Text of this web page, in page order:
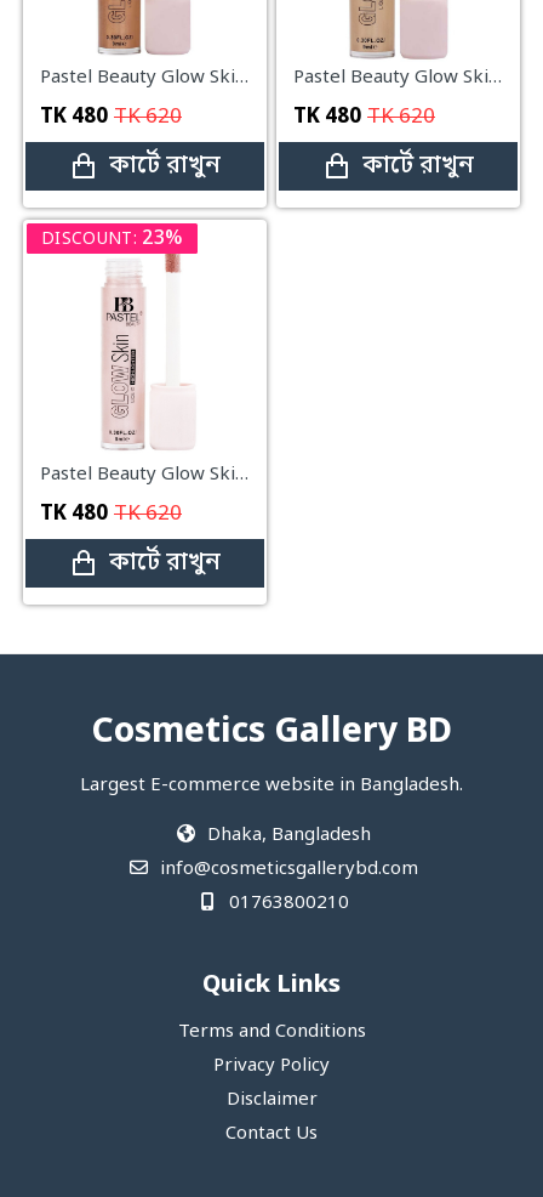
Pastel Beauty Glow Skin Liquid Highlighter 9 ml 04-BRONZE SHINING
TK 480 TK620
কার্টে রাখুন
Pastel Beauty Glow Skin Liquid Highlighter 9 ml 03-GOLD SHINING
TK 480 TK620
কার্টে রাখুন
DISCOUNT: 23%
Pastel Beauty Glow Skin Liquid Highlighter 9 ml 01-Pink Shining
TK 480 TK620
কার্টে রাখুন
Cosmetics Gallery BD
Largest E-commerce website in Bangladesh.
Dhaka, Bangladesh
info@cosmeticsgallerybd.com
01763800210
Quick Links
Terms and Conditions
Privacy Policy
Disclaimer
Contact Us